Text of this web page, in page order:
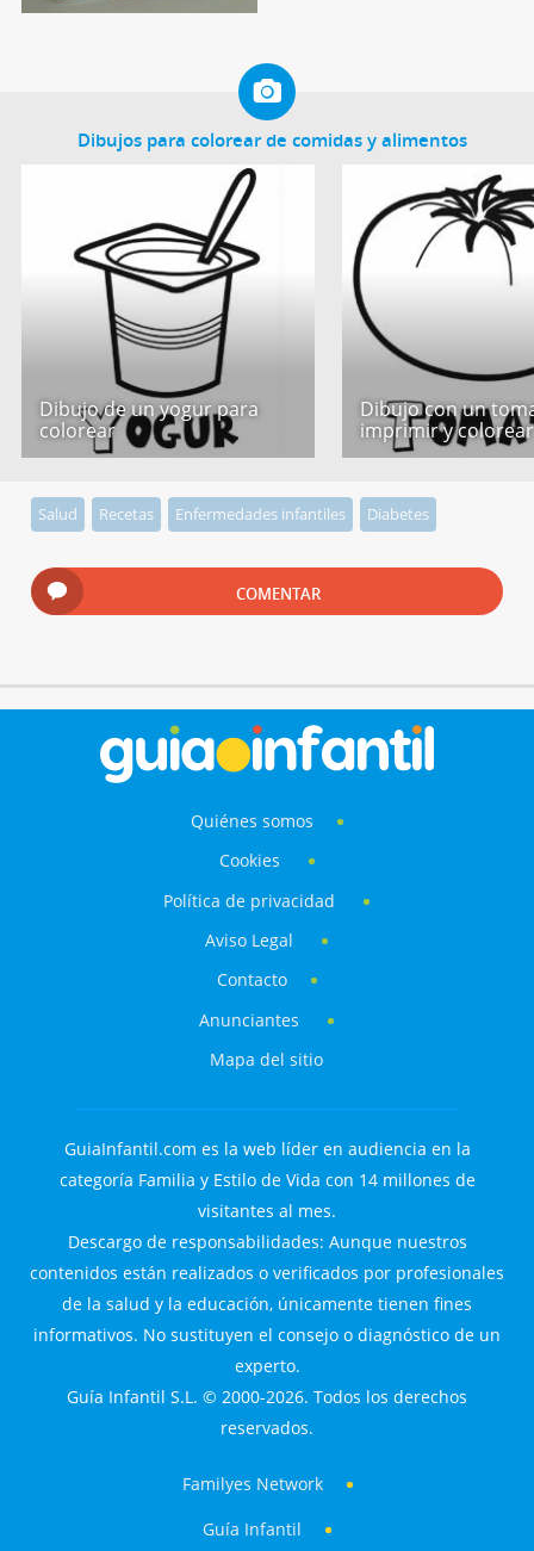
Dibujos para colorear de comidas y alimentos
Dibujo de un yogur para
colorear
Dibujo con un
imprimir y colorear
Salud Recetas Enfermedades infantiles Diabetes
COMENTAR
Quiénes somos
Cookies
Política de privacidad
Aviso Legal
Contacto
Anunciantes
Mapa del sitio
GuiaInfantil.com es la web líder en audiencia en la
categoría Familia y Estilo de Vida con 14 millones de
visitantes al mes.
Descargo de responsabilidades: Aunque nuestros
contenidos están realizados o verificados por profesionales
de la salud y la educación, únicamente tienen fines
informativos. No sustituyen el consejo o diagnóstico de un
experto.
Guía Infantil S.L. © 2000-2026. Todos los derechos
reservados.
Familyes Network
Guía Infantil